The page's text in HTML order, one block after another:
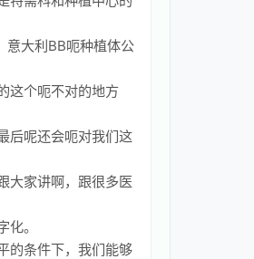
意大利BB呃种植体公
这个呃不对的地方
后呢还会呃对我们这
大家讲啊，跟很多医
。
的条件下，我们能够